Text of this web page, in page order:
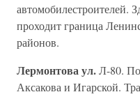
автомобилестроителей.
проходит граница
районов.
Лермонтова ул.Л-80.
Аксакова и Игарской.